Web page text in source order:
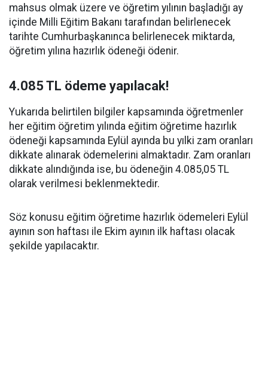
mahsus olmak üzere ve öğretim yılının başladığı ay
içinde Milli Eğitim Bakanı tarafından belirlenecek
tarihte Cumhurbaşkanınca belirlenecek miktarda,
öğretim yılına hazırlık ödeneği ödenir.
4.085 TL ödeme yapılacak!
Yukarıda belirtilen bilgiler kapsamında öğretmenler
her eğitim öğretim yılında eğitim öğretime hazırlık
ödeneği kapsamında Eylül ayında bu yılki zam oranları
dikkate alınarak ödemelerini almaktadır. Zam oranları
dikkate alındığında ise, bu ödeneğin 4.085,05 TL
olarak verilmesi beklenmektedir.
Söz konusu eğitim öğretime hazırlık ödemeleri Eylül
ayının son haftası ile Ekim ayının ilk haftası olacak
şekilde yapılacaktır.